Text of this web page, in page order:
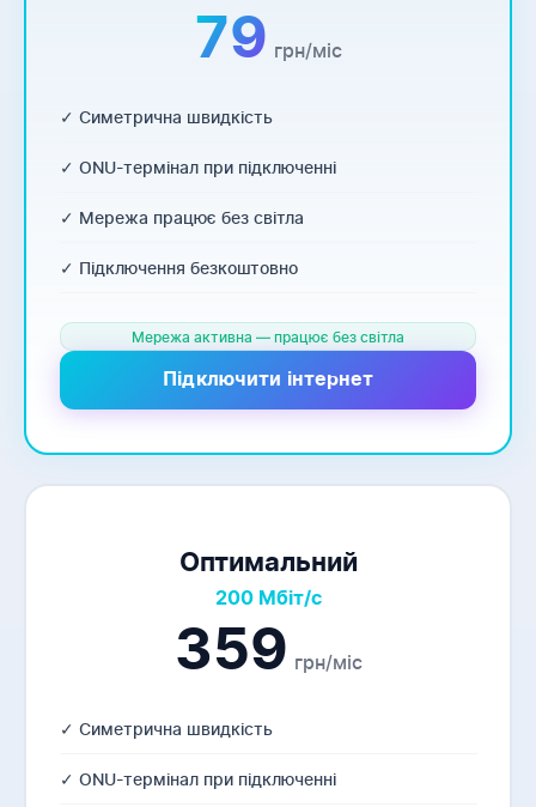
79 грн/міс
✓ Симетрична швидкість
✓ ONU-термінал при підключенні
✓ Мережа працює без світла
✓ Підключення безкоштовно
Мережа активна — працює без світла
Підключити інтернет
Оптимальний
200 Мбіт/с
359 грн/міс
✓ Симетрична швидкість
✓ ONU-термінал при підключенні